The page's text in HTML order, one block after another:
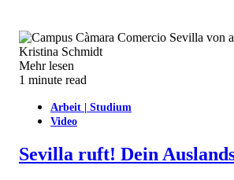
Mehr lesen
1 minute read
Arbeit | Studium
Video
Sevilla ruft! Dein